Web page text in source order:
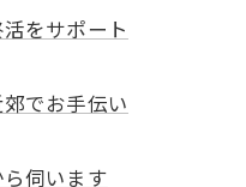
をサポート
でお手伝い
伺います